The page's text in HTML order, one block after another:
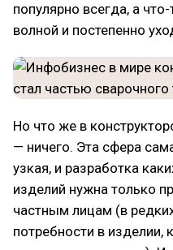
популярно всегда, а
волной и постепенно
Но что же в
— ничего. Эта сфера
узкая, и разработка
изделий нужна только
частным лицам (в
потребности в изделии,